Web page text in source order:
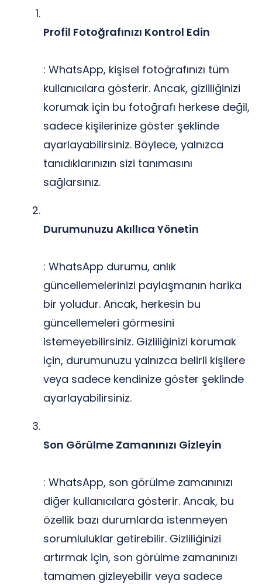
Profil Fotoğrafınızı Kontrol Edin
: WhatsApp, kişisel fotoğrafınızı tüm
kullanıcılara gösterir. Ancak, gizliliğinizi
korumak için bu fotoğrafı herkese değil,
sadece kişilerinize göster şeklinde
ayarlayabilirsiniz. Böylece, yalnızca
tanıdıklarınızın sizi tanımasını
sağlarsınız.
Durumunuzu Akıllıca Yönetin
: WhatsApp durumu, anlık
güncellemelerinizi paylaşmanın harika
bir yoludur. Ancak, herkesin bu
güncellemeleri görmesini
istemeyebilirsiniz. Gizliliğinizi korumak
için, durumunuzu yalnızca belirli kişilere
veya sadece kendinize göster şeklinde
ayarlayabilirsiniz.
Son Görülme Zamanınızı Gizleyin
: WhatsApp, son görülme zamanınızı
diğer kullanıcılara gösterir. Ancak, bu
özellik bazı durumlarda istenmeyen
sorumluluklar getirebilir. Gizliliğinizi
artırmak için, son görülme zamanınızı
tamamen gizleyebilir veya sadece